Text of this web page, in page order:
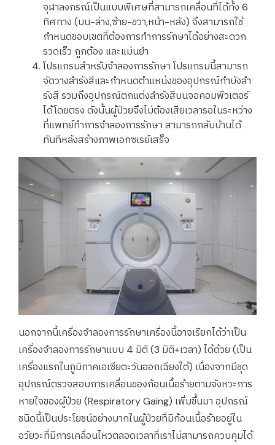
จุฬาลงกรณ์เป็นแบบพิเศษที่สามารถเคลื่อนที่ได้ทั้ง 6
ทิศทาง (บน-ล่าง,ซ้าย-ขวา,หน้า-หลัง) จึงสามารถใช้
กำหนดขอบเขตที่ต้องการทำการรักษาได้อย่างสะดวก
รวดเร็ว ถูกต้อง และแม่นยำ
โปรแกรมสำหรับจำลองการรักษา โปรแกรมนี้สามารถ
จัดวางลำรังสีและกำหนดตำแหน่งของอุปกรณ์กำบังลำ
รังสี รวมถึงอุปกรณ์ตกแต่งลำรังสีบนจอคอมพิวเตอร์
ได้โดยตรง ดังนั้นผู้ป่วยจึงไม่ต้องเสียเวลารอในระหว่าง
ที่แพทย์ทำการจำลองการรักษา สามารถกลับบ้านได้
ทันทีหลังสร้างภาพเอกซเรย์เสร็จ
นอกจากนี้เครื่องจำลองการรักษาเครื่องนี้อาจเรียกได้ว่าเป็น
เครื่องจำลองการรักษาแบบ 4 มิติ (3 มิติ+เวลา) ได้ด้วย (เป็น
เครื่องแรกในภูมิภาคเอเซียตะวันออกเฉียงใต้) เนื่องจากมีชุด
อุปกรณ์ตรวจสอบการเคลื่อนของก้อนเนื้อร้ายตามจังหวะการ
หายใจของผู้ป่วย (Respiratory Gaing) เพิ่มขึ้นมา อุปกรณ์
ชนิดนี้เป็นประโยชน์อย่างมากในผู้ป่วยที่มีก้อนเนื้อร้ายอยู่ใน
อวัยวะที่มีการเคลื่อนไหวตลอดเวลาที่เราไม่สามารถควบคุมได้